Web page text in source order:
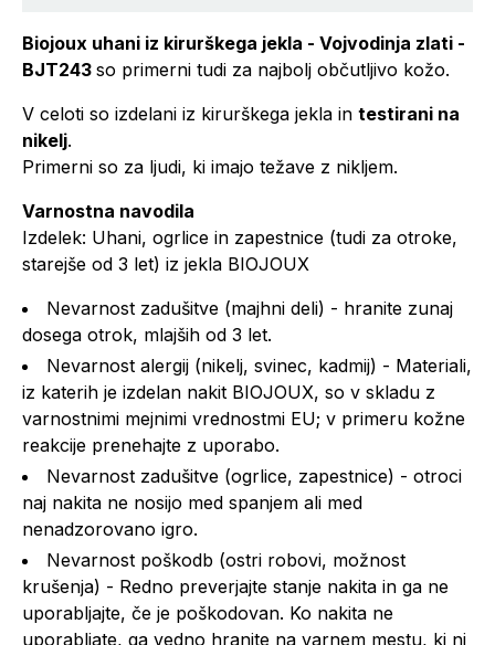
Biojoux uhani iz kirurškega jekla - Vojvodinja zlati -
BJT243 so primerni tudi za najbolj občutljivo kožo.
V celoti so izdelani iz kirurškega jekla in testirani na
nikelj.
Primerni so za ljudi, ki imajo težave z nikljem.
Varnostna navodila
Izdelek: Uhani, ogrlice in zapestnice (tudi za otroke,
starejše od 3 let) iz jekla BIOJOUX
Nevarnost zadušitve (majhni deli) - hranite zunaj
dosega otrok, mlajših od 3 let.
Nevarnost alergij (nikelj, svinec, kadmij) - Materiali,
iz katerih je izdelan nakit BIOJOUX, so v skladu z
varnostnimi mejnimi vrednostmi EU; v primeru kožne
reakcije prenehajte z uporabo.
Nevarnost zadušitve (ogrlice, zapestnice) - otroci
naj nakita ne nosijo med spanjem ali med
nenadzorovano igro.
Nevarnost poškodb (ostri robovi, možnost
krušenja) - Redno preverjajte stanje nakita in ga ne
uporabljajte, če je poškodovan. Ko nakita ne
uporabljate, ga vedno hranite na varnem mestu, ki ni